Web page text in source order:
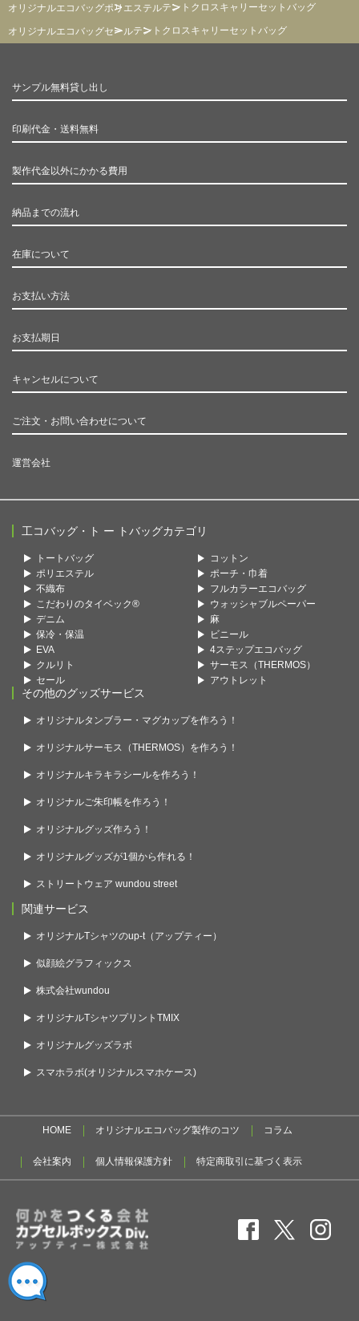
オリジナルエコバッグポリエステルテントクロスキャリーセットバッグ
オリジナルエコバッグセールテントクロスキャリーセットバッグ
サンプル無料貸し出し
印刷代金・送料無料
製作代金以外にかかる費用
納品までの流れ
在庫について
お支払い方法
お支払期日
キャンセルについて
ご注文・お問い合わせについて
運営会社
工コバッグ・ト ー トバッグカテゴリ
トートバッグ
コットン
ポリエステル
ポーチ・巾着
不織布
フルカラーエコバッグ
こだわりのタイベック®
ウォッシャブルペーパー
デニム
麻
保冷・保温
ビニール
EVA
4ステップエコバッグ
クルリト
サーモス（THERMOS）
セール
アウトレット
その他のグッズサービス
オリジナルタンブラー・マグカップを作ろう！
オリジナルサーモス（THERMOS）を作ろう！
オリジナルキラキラシールを作ろう！
オリジナルご朱印帳を作ろう！
オリジナルグッズ作ろう！
オリジナルグッズが1個から作れる！
ストリートウェア wundou street
関連サービス
オリジナルTシャツのup-t（アップティー）
似顔絵グラフィックス
株式会社wundou
オリジナルTシャツプリントTMIX
オリジナルグッズラボ
スマホラボ(オリジナルスマホケース)
HOME オリジナルエコバッグ製作のコツ コラム
会社案内 個人情報保護方針 特定商取引に基づく表示